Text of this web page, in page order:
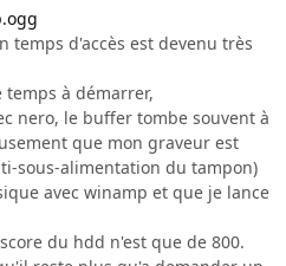
temps d'accès est devenu très
à démarrer,
nero, le buffer tombe souvent à
que mon graveur est
sous-alimentation du tampon)
avec winamp et que je lance
du hdd n'est que de 800.